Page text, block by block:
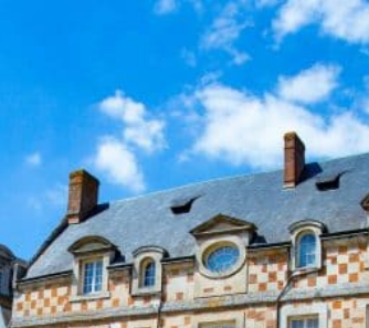
ACTION SOCIALE VIE